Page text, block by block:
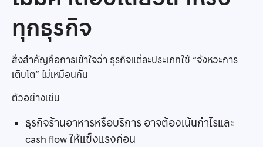
ทุกธุรกิจ
สิ่งสำคัญคือการเข้าใจว่า ธุรกิจแต่ละประเภทใช้ “จังหวะการ
เติบโต” ไม่เหมือนกัน
ตัวอย่างเช่น
ธุรกิจร้านอาหารหรือบริการ อาจต้องเน้นกำไรและ
cash flow ให้แข็งแรงก่อน